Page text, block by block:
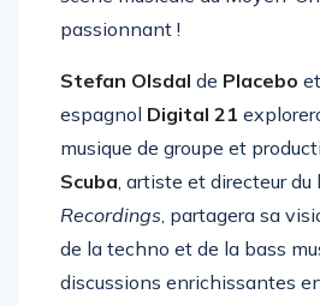
scène musicale au Moyen-
Stefan OlsdaldePlaceboet
espagnolDigital 21
musique de groupe et
Scuba, artiste et directeur du
Recordings, partagera sa
de la techno et de la bass